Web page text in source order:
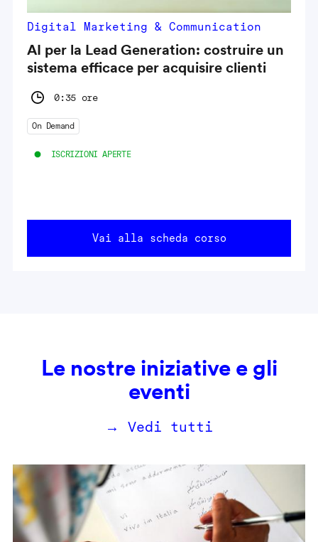
Digital Marketing & Communication
AI per la Lead Generation: costruire un
sistema efficace per acquisire clienti
0:35 ore
On Demand
ISCRIZIONI APERTE
Vai alla scheda corso
Le nostre iniziative e gli
eventi
→ Vedi tutti